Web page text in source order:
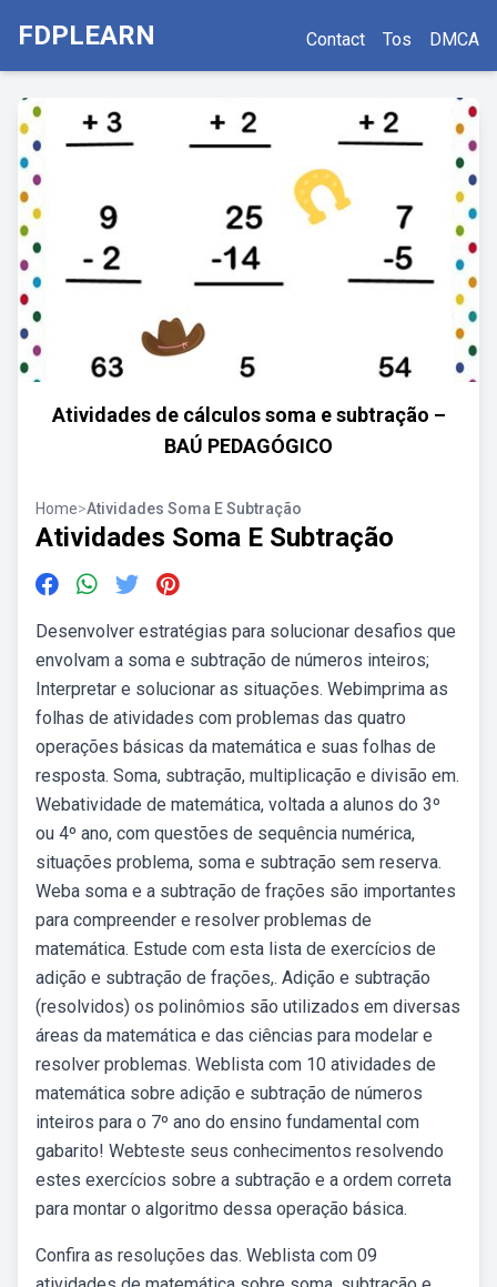
FDPLEARN Contact Tos DMCA
Atividades de cálculos soma e subtração –
BAÚ PEDAGÓGICO
Home>Atividades Soma E Subtração
Atividades Soma E Subtração
Desenvolver estratégias para solucionar desafios que
envolvam a soma e subtração de números inteiros;
Interpretar e solucionar as situações. Webimprima as
folhas de atividades com problemas das quatro
operações básicas da matemática e suas folhas de
resposta. Soma, subtração, multiplicação e divisão em.
Webatividade de matemática, voltada a alunos do 3º
ou 4º ano, com questões de sequência numérica,
situações problema, soma e subtração sem reserva.
Weba soma e a subtração de frações são importantes
para compreender e resolver problemas de
matemática. Estude com esta lista de exercícios de
adição e subtração de frações,. Adição e subtração
(resolvidos) os polinômios são utilizados em diversas
áreas da matemática e das ciências para modelar e
resolver problemas. Weblista com 10 atividades de
matemática sobre adição e subtração de números
inteiros para o 7º ano do ensino fundamental com
gabarito! Webteste seus conhecimentos resolvendo
estes exercícios sobre a subtração e a ordem correta
para montar o algoritmo dessa operação básica.
Confira as resoluções das. Weblista com 09